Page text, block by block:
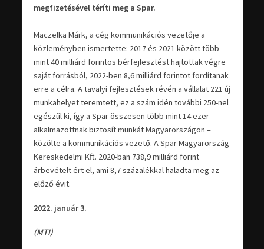
megfizetésével téríti meg a Spar.
Maczelka Márk, a cég kommunikációs vezetője a
közleményben ismertette: 2017 és 2021 között több
mint 40 milliárd forintos bérfejlesztést hajtottak végre
saját forrásból, 2022-ben 8,6 milliárd forintot fordítanak
erre a célra. A tavalyi fejlesztések révén a vállalat 221 új
munkahelyet teremtett, ez a szám idén további 250-nel
egészül ki, így a Spar összesen több mint 14 ezer
alkalmazottnak biztosít munkát Magyarországon –
közölte a kommunikációs vezető. A Spar Magyarország
Kereskedelmi Kft. 2020-ban 738,9 milliárd forint
árbevételt ért el, ami 8,7 százalékkal haladta meg az
előző évit.
2022. január 3.
(MTI)